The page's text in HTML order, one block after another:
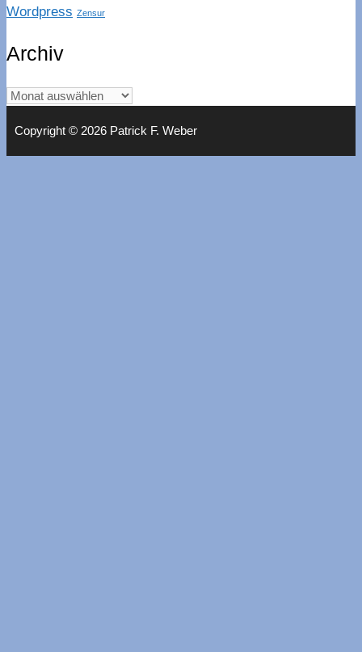
Wordpress Zensur
Archiv
Archiv
Copyright © 2026 Patrick F. Weber